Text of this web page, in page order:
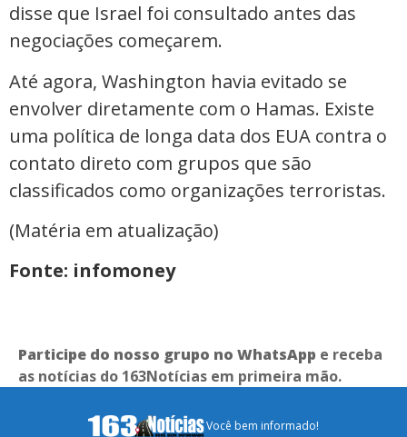
disse que Israel foi consultado antes das
negociações começarem.
Até agora, Washington havia evitado se
envolver diretamente com o Hamas. Existe
uma política de longa data dos EUA contra o
contato direto com grupos que são
classificados como organizações terroristas.
(Matéria em atualização)
Fonte: infomoney
Participe do nosso grupo no WhatsApp e receba
as notícias do 163Notícias em primeira mão.
Você bem informado!